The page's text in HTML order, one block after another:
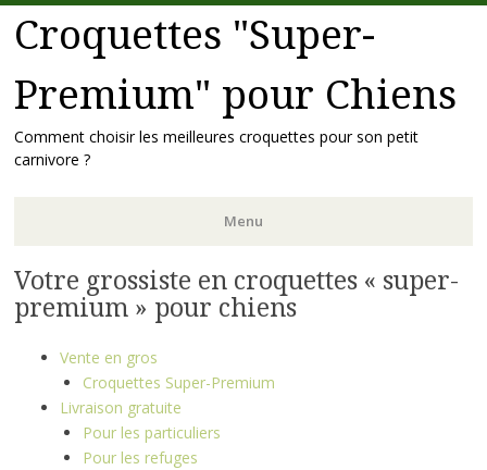
Croquettes "Super-
Premium" pour Chiens
Comment choisir les meilleures croquettes pour son petit
carnivore ?
Menu
Skip to content
Votre grossiste en croquettes « super-
premium » pour chiens
Vente en gros
Croquettes Super-Premium
Livraison gratuite
Pour les particuliers
Pour les refuges